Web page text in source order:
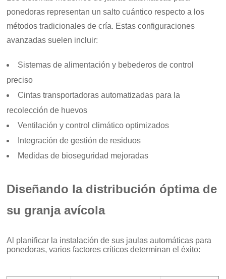
ponedoras representan un salto cuántico respecto a los
métodos tradicionales de cría. Estas configuraciones
avanzadas suelen incluir:
Sistemas de alimentación y bebederos de control
preciso
Cintas transportadoras automatizadas para la
recolección de huevos
Ventilación y control climático optimizados
Integración de gestión de residuos
Medidas de bioseguridad mejoradas
Diseñando la distribución óptima de
su granja avícola
Al planificar la instalación de sus jaulas automáticas para
ponedoras, varios factores críticos determinan el éxito: